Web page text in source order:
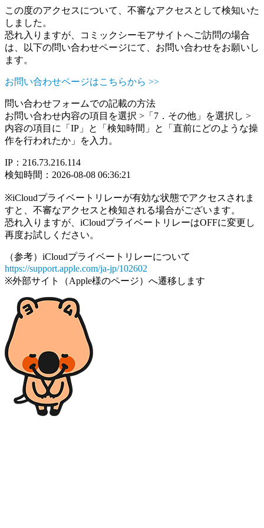
この度のアクセスについて、不審なアクセスとして検知いた
しました。
恐れ入りますが、コミックシーモアサイトへご訪問の場合
は、以下の問い合わせページにて、お問い合わせをお願いし
ます。
お問い合わせページはこちらから >>
問い合わせフォームでの記載の方法
お問い合わせ内容の項目を選択 >「7．その他」を選択し >
内容の項目に「IP」と「検知時間」と「直前にどのような操
作を行われたか」を入力。
IP：216.73.216.114
検知時間：2026-08-08 06:36:21
※iCloudプライベートリレーが有効な状態でアクセスされま
すと、不審なアクセスと検知される場合がございます。
恐れ入りますが、iCloudプライベートリレーはOFFに変更し
再度お試しください。
（参考）iCloudプライベートリレーについて
https://support.apple.com/ja-jp/102602
※外部サイト（Apple様のページ）へ遷移します